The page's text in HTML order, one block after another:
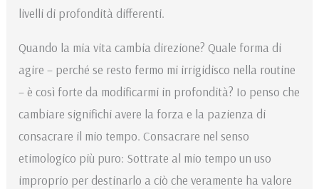
livelli di profondità differenti.
Quando la mia vita cambia direzione? Quale forma di
agire – perché se resto fermo mi irrigidisco nella routine
– è così forte da modificarmi in profondità? Io penso che
cambiare significhi avere la forza e la pazienza di
consacrare il mio tempo. Consacrare nel senso
etimologico più puro: Sottrate al mio tempo un uso
improprio per destinarlo a ciò che veramente ha valore